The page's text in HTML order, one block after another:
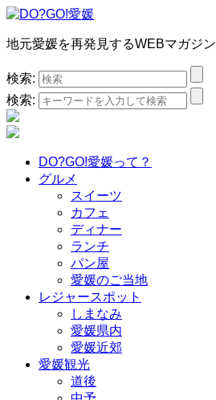
地元愛媛を再発見するWEBマガジン
検索:
検索:
DO?GO!愛媛って？
グルメ
スイーツ
カフェ
ディナー
ランチ
パン屋
愛媛のご当地
レジャースポット
しまなみ
愛媛県内
愛媛近郊
愛媛観光
道後